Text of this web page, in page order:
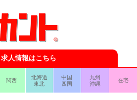
求人情報はこちら
関西
北海道
東北
中国
四国
九州
沖縄
在宅